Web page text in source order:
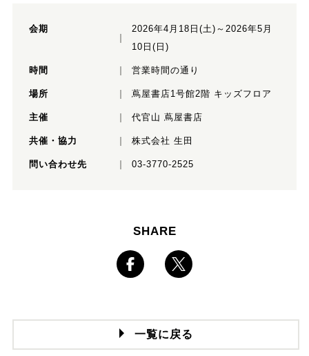
会期
2026年4月18日(土)～2026年5月
10日(日)
時間 営業時間の通り
場所 蔦屋書店1号館2階 キッズフロア
主催 代官山 蔦屋書店
共催・協力 株式会社 生田
問い合わせ先 03-3770-2525
SHARE
一覧に戻る